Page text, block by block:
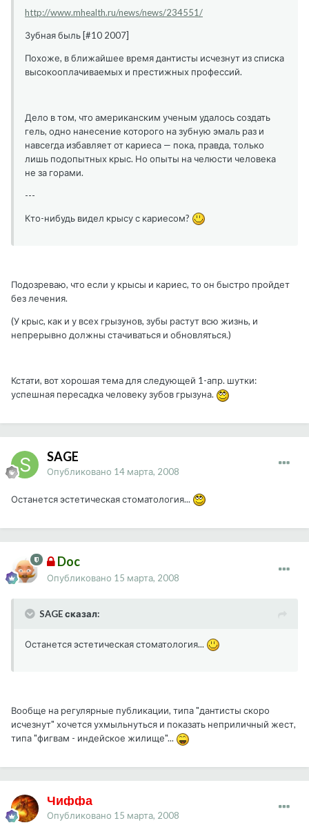
http://www.mhealth.ru/news/news/234551/
Зубная быль [#10 2007]
Похоже, в ближайшее время дантисты исчезнут из списка
высокооплачиваемых и престижных профессий.
Дело в том, что американским ученым удалось создать
гель, одно нанесение которого на зубную эмаль раз и
навсегда избавляет от кариеса — пока, правда, только
лишь подопытных крыс. Но опыты на челюсти человека
не за горами.
---
Кто-нибудь видел крысу с кариесом?
Подозреваю, что если у крысы и кариес, то он быстро пройдет
без лечения.
(У крыс, как и у всех грызунов, зубы растут всю жизнь, и
непрерывно должны стачиваться и обновляться.)
Кстати, вот хорошая тема для следующей 1-апр. шутки:
успешная пересадка человеку зубов грызуна.
SAGE
Опубликовано 14 марта, 2008
Останется эстетическая стоматология...
Doc
Опубликовано 15 марта, 2008
SAGE сказал:
Останется эстетическая стоматология...
Вообще на регулярные публикации, типа "дантисты скоро
исчезнут" хочется ухмыльнуться и показать неприличный жест,
типа "фигвам - индейское жилище"...
Чиффа
Опубликовано 15 марта, 2008